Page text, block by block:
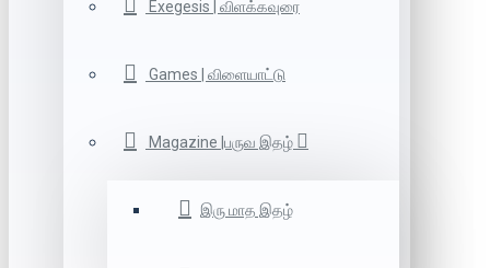
Exegesis | விளக்கவுரை
Games | விளையாட்டு
Magazine |பருவ இதழ்
இரு மாத இதழ்